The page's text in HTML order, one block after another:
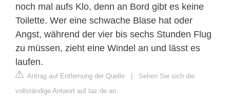
noch mal aufs Klo, denn an Bord gibt es keine
Toilette. Wer eine schwache Blase hat oder
Angst, während der vier bis sechs Stunden Flug
zu müssen, zieht eine Windel an und lässt es
laufen.
Antrag auf Entfernung der Quelle | Sehen Sie sich die
vollständige Antwort auf taz.de an